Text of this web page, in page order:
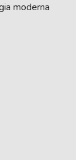
moderna